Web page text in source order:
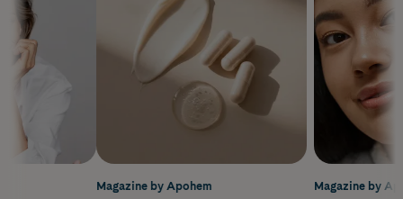
Magazine by
Magazine by Apohem